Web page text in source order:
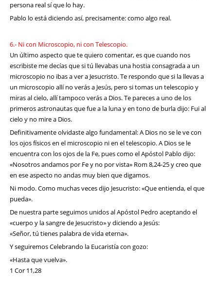
persona real sí que lo hay.
Pablo lo está diciendo así, precisamente: como algo real.
6.- Ni con Microscopio, ni con Telescopio.
Un último aspecto que te quiero comentar, es que cuando nos
escribiste me decías que si tú llevabas una hostia consagrada a un
microscopio no ibas a ver a Jesucristo. Te respondo que si la llevas a
un microscopio allí no verás a Jesús, pero si tomas un telescopio y
miras al cielo, allí tampoco verás a Dios. Te pareces a uno de los
primeros astronautas que fue a la luna y en tono de burla dijo: Fui al
cielo y no mire a Dios.
Definitivamente olvidaste algo fundamental: A Dios no se le ve con
los ojos físicos en el microscopio ni en el telescopio. A Dios se le
encuentra con los ojos de la Fe, pues como el Apóstol Pablo dijo:
«Nosotros andamos por Fe y no por vista» Rom 8,24-25 y creo que
en ese aspecto no andas muy bien que digamos.
Ni modo. Como muchas veces dijo Jesucristo: «Que entienda, el que
pueda».
De nuestra parte seguimos unidos al Apóstol Pedro aceptando el
«cuerpo y la sangre de Jesucristo» y diciendo a Jesús:
«Señor, tú tienes palabra de vida eterna».
Y seguiremos Celebrando la Eucaristía con gozo:
«Hasta que vuelva».
1 Cor 11,28